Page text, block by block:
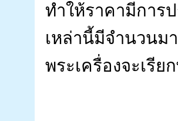
ทำให้ราคามีการ
เหล่านี้มีจำนวนม
พระเครื่องจะเรี